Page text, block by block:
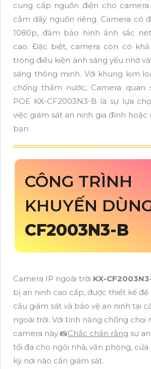
cung cấp nguồn điện cho
cắm dây nguồn riêng. Camera có
1080p, đảm bảo hình ảnh sắc
cao. Đặc biệt, camera còn có
trong điều kiện ánh sáng yếu nhờ
sáng thông minh. Với khung kim
chống thấm nước, Camera quan
POE KX-CF2003N3-B là sự lựa
việc giám sát an ninh gia đình hoặc
bạn.
CÔNG TRÌNH
KHUYẾN
CF2003N3-B
Camera IP ngoài trời KX-
bị an ninh cao cấp, được thiết kế
cầu giám sát và bảo vệ an ninh tại
ngoài trời. Với tính năng chống chọi
camera này 📸Chắc chắn rằng sự
tối đa cho ngôi nhà, văn phòng,
kỳ nơi nào cần giám sát.